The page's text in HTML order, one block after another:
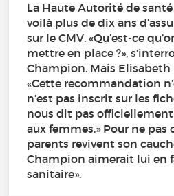
La Haute Autorité de
voilà plus de dix ans
sur le CMV. «Qu’est-ce
mettre en place ?»,
Champion. Mais Elisabeth
«Cette recommandation
n’est pas inscrit sur les
nous dit pas
aux femmes.» Pour ne pas
parents revivent son
Champion aimerait lui en
sanitaire».